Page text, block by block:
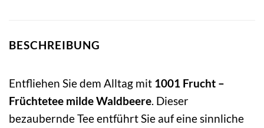
BESCHREIBUNG
Entfliehen Sie dem Alltag mit 1001 Frucht –
Früchtetee milde Waldbeere . Dieser
bezaubernde Tee entführt Sie auf eine sinnliche